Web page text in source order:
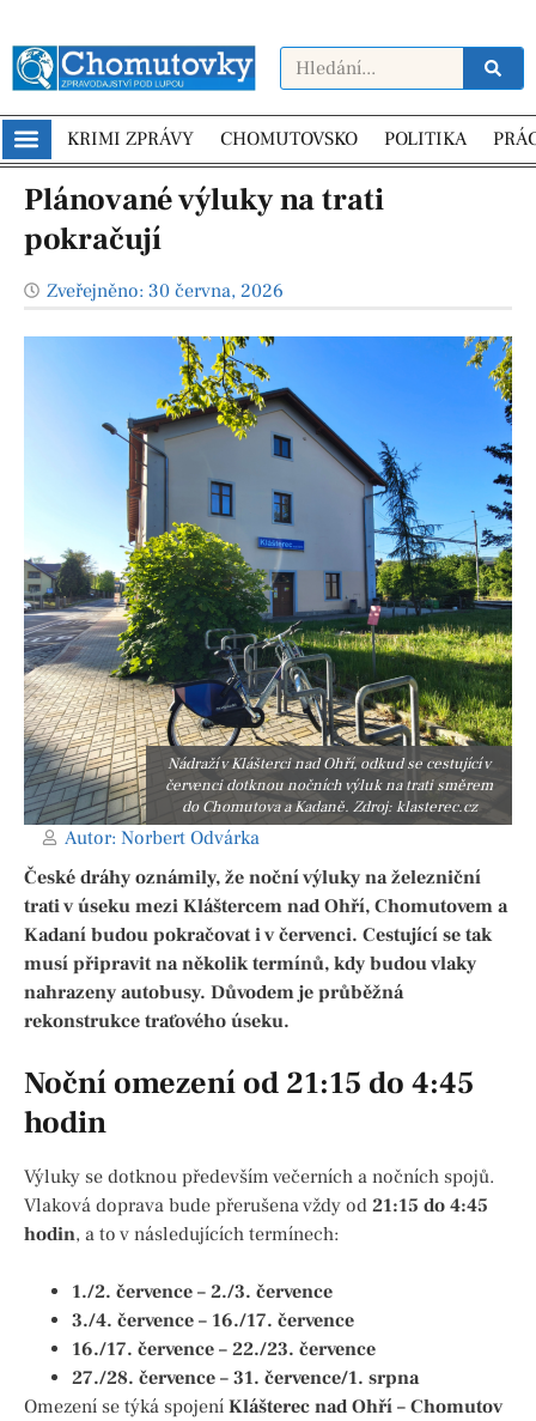
KRIMI ZPRÁVY CHOMUTOVSKO POLITIKA
Plánované výluky na trati
pokračují
Zveřejněno: 30 června, 2026
Nádraží v Klášterci nad Ohří, odkud se cestující v
červenci dotknou nočních výluk na trati směrem
do Chomutova a Kadaně. Zdroj: klasterec.cz
Autor: Norbert Odvárka
České dráhy oznámily, že noční výluky na železniční
trati v úseku mezi Kláštercem nad Ohří, Chomutovem a
Kadaní budou pokračovat i v červenci. Cestující se tak
musí připravit na několik termínů, kdy budou vlaky
nahrazeny autobusy. Důvodem je průběžná
rekonstrukce traťového úseku.
Noční omezení od 21:15 do 4:45
hodin
Výluky se dotknou především večerních a nočních spojů.
Vlaková doprava bude přerušena vždy od 21:15 do 4:45
hodin, a to v následujících termínech:
1./2. července – 2./3. července
3./4. července – 16./17. července
16./17. července – 22./23. července
27./28. července – 31. července/1. srpna
Omezení se týká spojení Klášterec nad Ohří – Chomutov